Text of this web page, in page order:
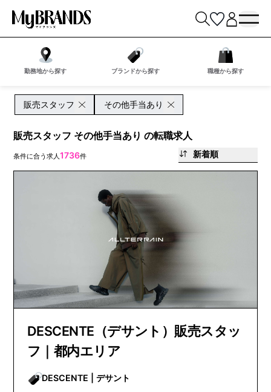
勤務地から探す ブランドから探す 職種から探す
販売スタッフ その他手当あり
販売スタッフ その他手当あり の転職求人
条件に合う求人1736件 新着順
DESCENTE（デサント）販売スタッ
フ｜都内エリア
DESCENTE | デサント